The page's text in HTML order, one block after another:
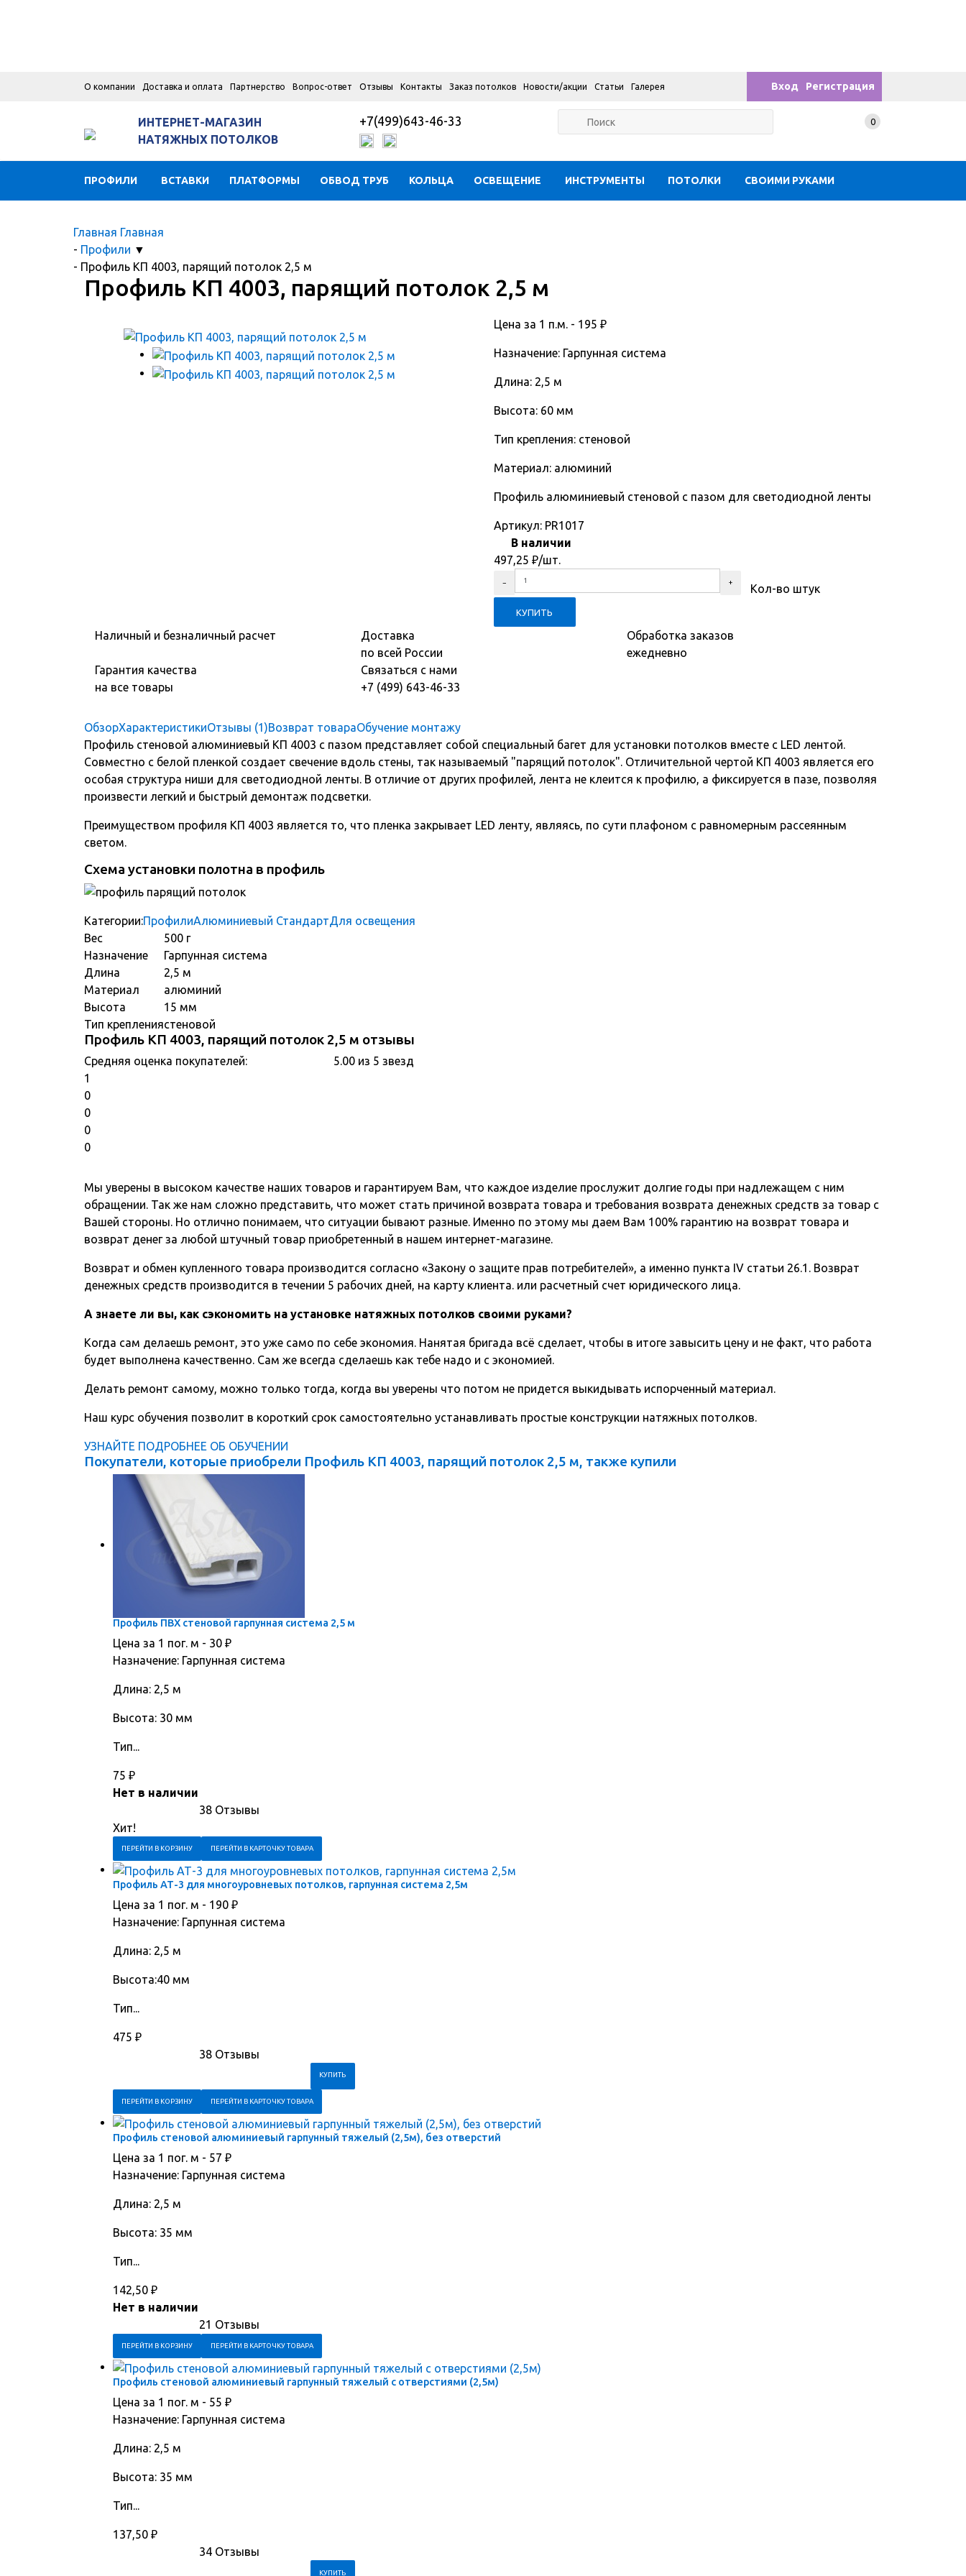
О компании Доставка и оплата Партнерство Вопрос-ответ Отзывы Контакты Заказ потолков Новости/акции Статьи Галерея Вход Регистрация
ИНТЕРНЕТ-МАГАЗИН
НАТЯЖНЫХ ПОТОЛКОВ
+7(499)643-46-33 0
ПРОФИЛИ ВСТАВКИ ПЛАТФОРМЫ ОБВОД ТРУБ КОЛЬЦА ОСВЕЩЕНИЕ ИНСТРУМЕНТЫ ПОТОЛКИ СВОИМИ РУКАМИ
Главная Главная
- Профили ▼
- Профиль КП 4003, парящий потолок 2,5 м
Профиль КП 4003, парящий потолок 2,5 м
Цена за 1 п.м. - 195 ₽
Назначение: Гарпунная система
Длина: 2,5 м
Высота: 60 мм
Тип крепления: стеновой
Материал: алюминий
Профиль алюминиевый стеновой с пазом для светодиодной ленты
Артикул: PR1017
В наличии
497,25 ₽/шт.
Кол-во штук
Наличный и безналичный расчет
Доставка
по всей России
Обработка заказов
ежедневно
Гарантия качества
на все товары
Связаться с нами
+7 (499) 643-46-33
ОбзорХарактеристикиОтзывы (1)Возврат товараОбучение монтажу
Профиль стеновой алюминиевый КП 4003 с пазом представляет собой специальный багет для установки потолков вместе с LED лентой.
Совместно с белой пленкой создает свечение вдоль стены, так называемый "парящий потолок". Отличительной чертой КП 4003 является его
особая структура ниши для светодиодной ленты. В отличие от других профилей, лента не клеится к профилю, а фиксируется в пазе, позволяя
произвести легкий и быстрый демонтаж подсветки.
Преимуществом профиля КП 4003 является то, что пленка закрывает LED ленту, являясь, по сути плафоном с равномерным рассеянным
светом.
Схема установки полотна в профиль
Категории:ПрофилиАлюминиевый СтандартДля освещения
Вес
500 г
Назначение
Гарпунная система
Длина
2,5 м
Материал
алюминий
Высота
15 мм
Тип креплениястеновой
Профиль КП 4003, парящий потолок 2,5 м отзывы
Средняя оценка покупателей:
5.00 из 5 звезд
1
0
0
0
0
Мы уверены в высоком качестве наших товаров и гарантируем Вам, что каждое изделие прослужит долгие годы при надлежащем с ним
обращении. Так же нам сложно представить, что может стать причиной возврата товара и требования возврата денежных средств за товар с
Вашей стороны. Но отлично понимаем, что ситуации бывают разные. Именно по этому мы даем Вам 100% гарантию на возврат товара и
возврат денег за любой штучный товар приобретенный в нашем интернет-магазине.
Возврат и обмен купленного товара производится согласно «Закону о защите прав потребителей», а именно пункта IV статьи 26.1. Возврат
денежных средств производится в течении 5 рабочих дней, на карту клиента. или расчетный счет юридического лица.
А знаете ли вы, как сэкономить на установке натяжных потолков своими руками?
Когда сам делаешь ремонт, это уже само по себе экономия. Нанятая бригада всё сделает, чтобы в итоге завысить цену и не факт, что работа
будет выполнена качественно. Сам же всегда сделаешь как тебе надо и с экономией.
Делать ремонт самому, можно только тогда, когда вы уверены что потом не придется выкидывать испорченный материал.
Наш курс обучения позволит в короткий срок самостоятельно устанавливать простые конструкции натяжных потолков.
УЗНАЙТЕ ПОДРОБНЕЕ ОБ ОБУЧЕНИИ
Покупатели, которые приобрели Профиль КП 4003, парящий потолок 2,5 м, также купили
Профиль ПВХ стеновой гарпунная система 2,5 м
Цена за 1 пог. м - 30 ₽
Назначение: Гарпунная система
Длина: 2,5 м
Высота: 30 мм
Тип...
75 ₽
Нет в наличии
38 Отзывы
Хит!
ПЕРЕЙТИ В КОРЗИНУ ПЕРЕЙТИ В КАРТОЧКУ ТОВАРА
Профиль АТ-3 для многоуровневых потолков, гарпунная система 2,5м
Цена за 1 пог. м - 190 ₽
Назначение: Гарпунная система
Длина: 2,5 м
Высота:40 мм
Тип...
475 ₽
38 Отзывы
ПЕРЕЙТИ В КОРЗИНУ ПЕРЕЙТИ В КАРТОЧКУ ТОВАРА
Профиль стеновой алюминиевый гарпунный тяжелый (2,5м), без отверстий
Цена за 1 пог. м - 57 ₽
Назначение: Гарпунная система
Длина: 2,5 м
Высота: 35 мм
Тип...
142,50 ₽
Нет в наличии
21 Отзывы
ПЕРЕЙТИ В КОРЗИНУ ПЕРЕЙТИ В КАРТОЧКУ ТОВАРА
Профиль стеновой алюминиевый гарпунный тяжелый с отверстиями (2,5м)
Цена за 1 пог. м - 55 ₽
Назначение: Гарпунная система
Длина: 2,5 м
Высота: 35 мм
Тип...
137,50 ₽
34 Отзывы